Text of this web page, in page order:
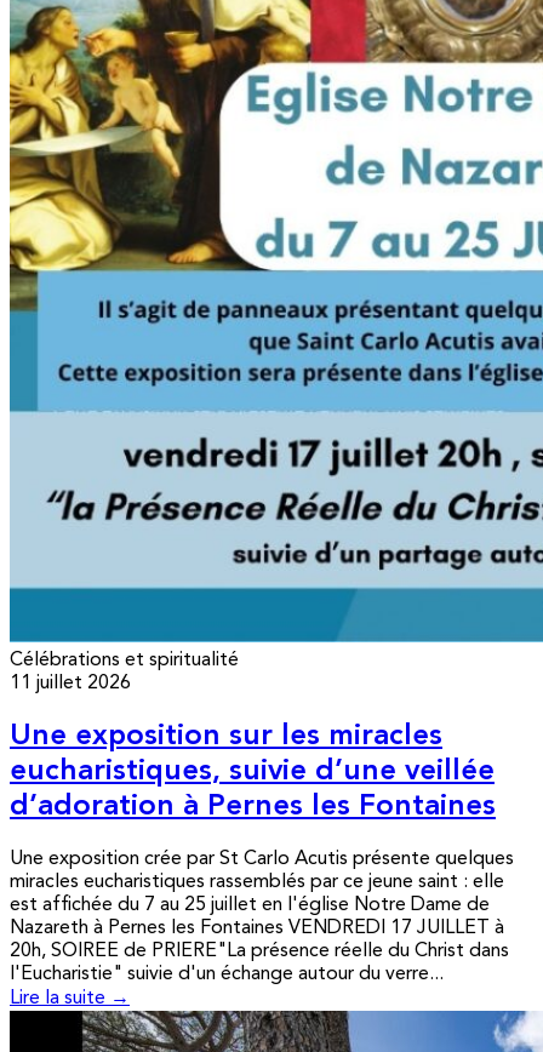
Célébrations et spiritualité
11 juillet 2026
Une exposition sur les miracles
eucharistiques, suivie d’une veillée
d’adoration à Pernes les Fontaines
Une exposition crée par St Carlo Acutis présente quelques
miracles eucharistiques rassemblés par ce jeune saint : elle
est affichée du 7 au 25 juillet en l'église Notre Dame de
Nazareth à Pernes les Fontaines VENDREDI 17 JUILLET à
20h, SOIREE de PRIERE"La présence réelle du Christ dans
l'Eucharistie" suivie d'un échange autour du verre...
Lire la suite →